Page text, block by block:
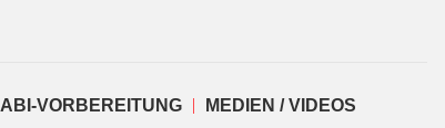
ABI-VORBEREITUNG MEDIEN / VIDEOS